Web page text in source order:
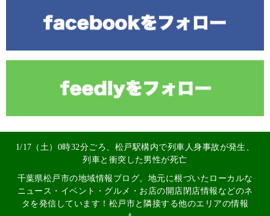
1/17（土）0時32分ごろ、松戸駅構内で列車人身事故が発生、
列車と衝突した男性が死亡
千葉県松戸市の地域情報ブログ。地元に根づいたローカルな
ニュース・イベント・グルメ・お店の開店閉店情報などのネ
タを発信しています！松戸市と隣接する他のエリアの情報